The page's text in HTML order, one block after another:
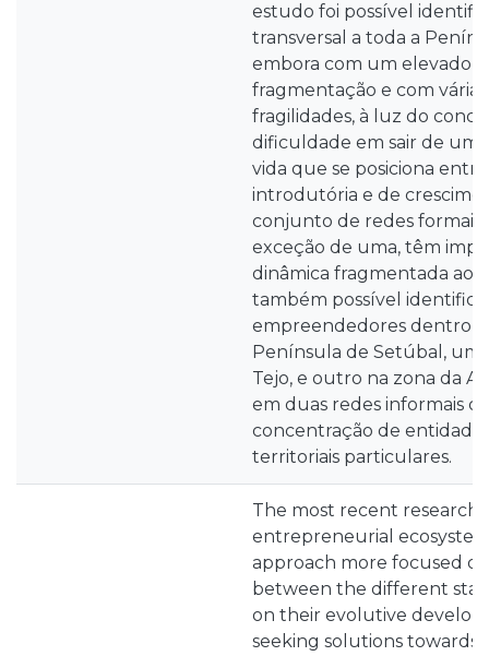
estudo foi possível
transversal a toda a
embora com um elevado
fragmentação e com
fragilidades, à luz do
dificuldade em sair de
vida que se posiciona
introdutória e de
conjunto de redes formais
exceção de uma, têm
dinâmica fragmentada ao
também possível
empreendedores dentro
Península de Setúbal, um
Tejo, e outro na zona da
em duas redes informais
concentração de
territoriais particulares.
The most recent research
entrepreneurial
approach more focused
between the different
on their evolutive
seeking solutions towards